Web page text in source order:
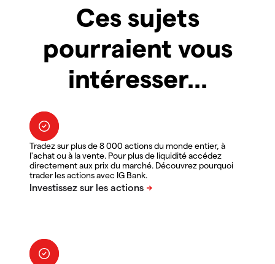
Ces sujets
pourraient vous
intéresser...
Tradez sur plus de 8 000 actions du monde entier, à
l'achat ou à la vente. Pour plus de liquidité accédez
directement aux prix du marché. Découvrez pourquoi
trader les actions avec IG Bank.